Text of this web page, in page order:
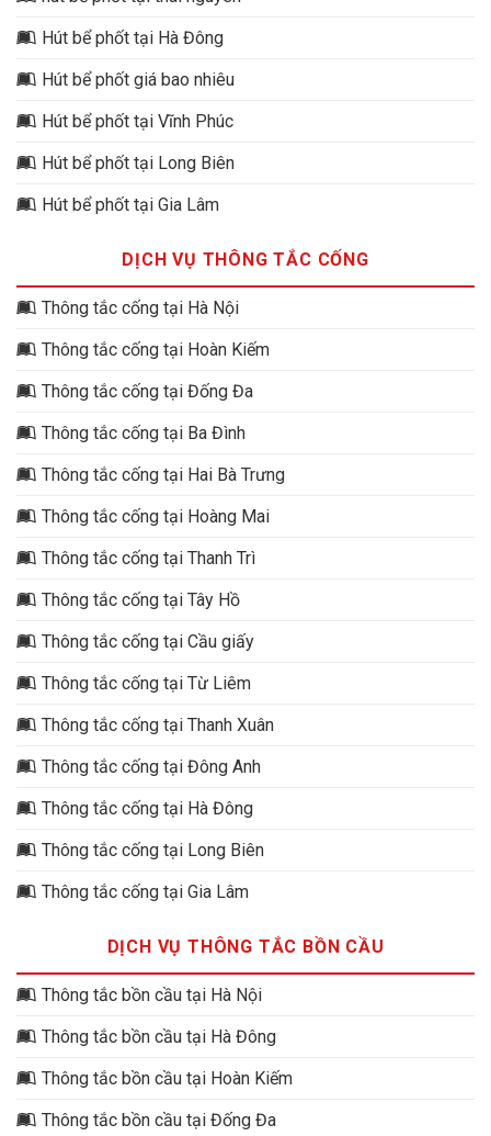
Hút bể phốt tại Hà Đông
Hút bể phốt giá bao nhiêu
Hút bể phốt tại Vĩnh Phúc
Hút bể phốt tại Long Biên
Hút bể phốt tại Gia Lâm
DỊCH VỤ THÔNG TẮC CỐNG
Thông tắc cống tại Hà Nội
Thông tắc cống tại Hoàn Kiếm
Thông tắc cống tại Đống Đa
Thông tắc cống tại Ba Đình
Thông tắc cống tại Hai Bà Trưng
Thông tắc cống tại Hoàng Mai
Thông tắc cống tại Thanh Trì
Thông tắc cống tại Tây Hồ
Thông tắc cống tại Cầu giấy
Thông tắc cống tại Từ Liêm
Thông tắc cống tại Thanh Xuân
Thông tắc cống tại Đông Anh
Thông tắc cống tại Hà Đông
Thông tắc cống tại Long Biên
Thông tắc cống tại Gia Lâm
DỊCH VỤ THÔNG TẮC BỒN CẦU
Thông tắc bồn cầu tại Hà Nội
Thông tắc bồn cầu tại Hà Đông
Thông tắc bồn cầu tại Hoàn Kiếm
Thông tắc bồn cầu tại Đống Đa